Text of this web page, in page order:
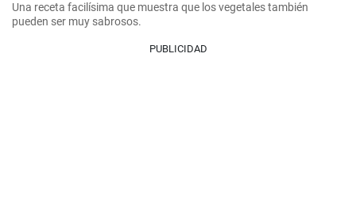
Una receta facilísima que muestra que los vegetales también
pueden ser muy sabrosos.
PUBLICIDAD